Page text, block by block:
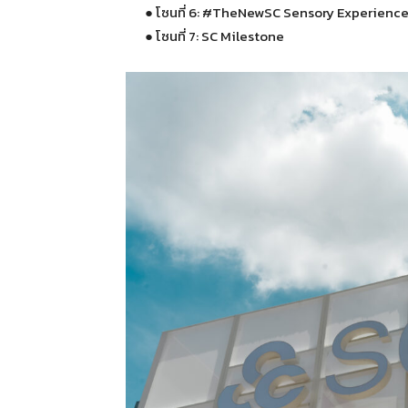
● โซนที่ 6: #TheNewSC Sensory Experience
● โซนที่ 7: SC Milestone